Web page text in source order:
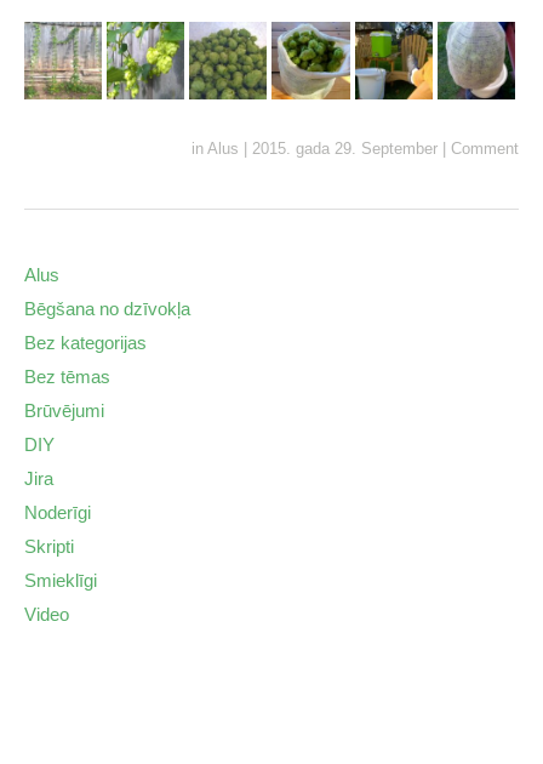
in Alus 2015. gada 29. September Comment
Alus
Bēgšana no dzīvokļa
Bez kategorijas
Bez tēmas
Brūvējumi
DIY
Jira
Noderīgi
Skripti
Smieklīgi
Video